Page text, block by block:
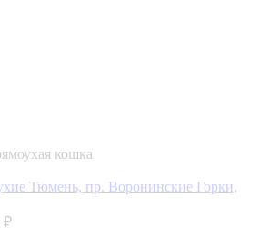
кошка
Тюмень, пр. Воронинские Горки,
₽